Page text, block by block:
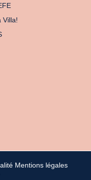
Villa!
Mentions légales